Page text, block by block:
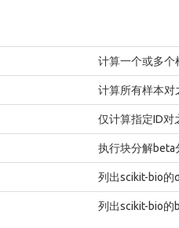
计算一个或多个
计算所有样本对
仅计算指定ID对
执行块分解beta
列出scikit-bio的
列出scikit-bio的